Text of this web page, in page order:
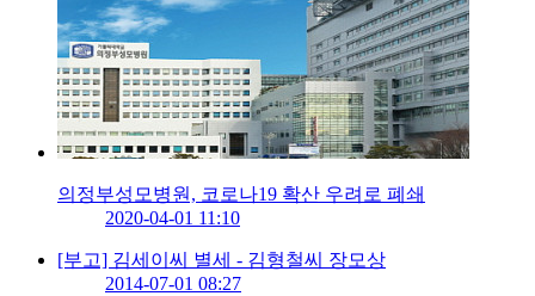
의정부성모병원, 코로나19 확산 우려로 폐쇄
2020-04-01 11:10
[부고] 김세이씨 별세 - 김형철씨 장모상
2014-07-01 08:27